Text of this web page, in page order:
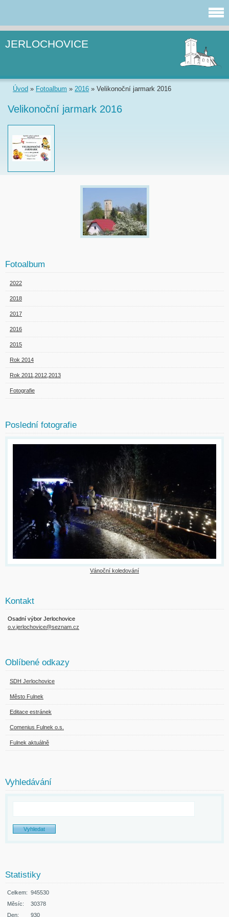
JERLOCHOVICE
Úvod » Fotoalbum » 2016 » Velikonoční jarmark 2016
Velikonoční jarmark 2016
Fotoalbum
2022
2018
2017
2016
2015
Rok 2014
Rok 2011,2012,2013
Fotografie
Poslední fotografie
Vánoční koledování
Kontakt
Osadní výbor Jerlochovice
o.v.jerlochovice@seznam.cz
Oblíbené odkazy
SDH Jerlochovice
Město Fulnek
Editace estránek
Comenius Fulnek o.s.
Fulnek aktuálně
Vyhledávání
Statistiky
Celkem: 945530
Měsíc:
30378
Den:
930